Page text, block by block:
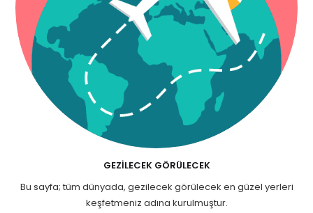
GEZILECEK GÖRÜLECEK
Bu sayfa; tüm dünyada, gezilecek görülecek en güzel yerleri
keşfetmeniz adına kurulmuştur.